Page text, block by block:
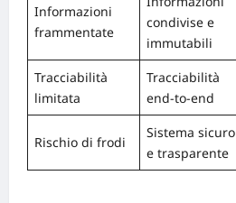
Informazioni
frammentate
condivise e
immutabili
Tracciabilità
limitata
Tracciabilità
end-to-end
Rischio di frodi
Sistema sicuro
e trasparente